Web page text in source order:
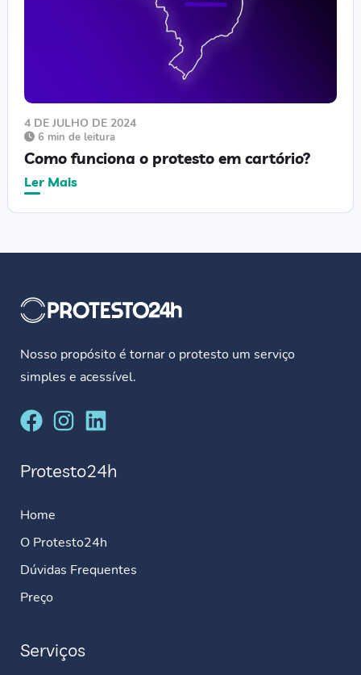
4 DE JULHO DE 2024
6 min de leitura
Como funciona o protesto em cartório?
Ler Mais
Nosso propósito é tornar o protesto um serviço
simples e acessível.
Protesto24h
Home
O Protesto24h
Dúvidas Frequentes
Preço
Serviços